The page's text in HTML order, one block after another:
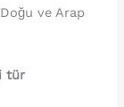
ve Arap
tür